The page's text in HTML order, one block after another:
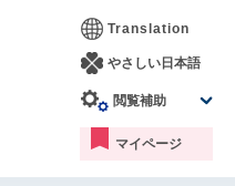
Translation
やさしい日本語
閲覧補助
マイページ